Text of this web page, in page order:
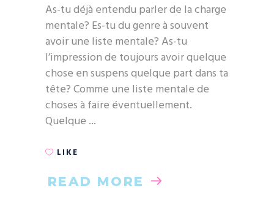
As-tu déjà entendu parler de la charge
mentale? Es-tu du genre à souvent
avoir une liste mentale? As-tu
l’impression de toujours avoir quelque
chose en suspens quelque part dans ta
tête? Comme une liste mentale de
choses à faire éventuellement.
Quelque
LIKE
READ MORE